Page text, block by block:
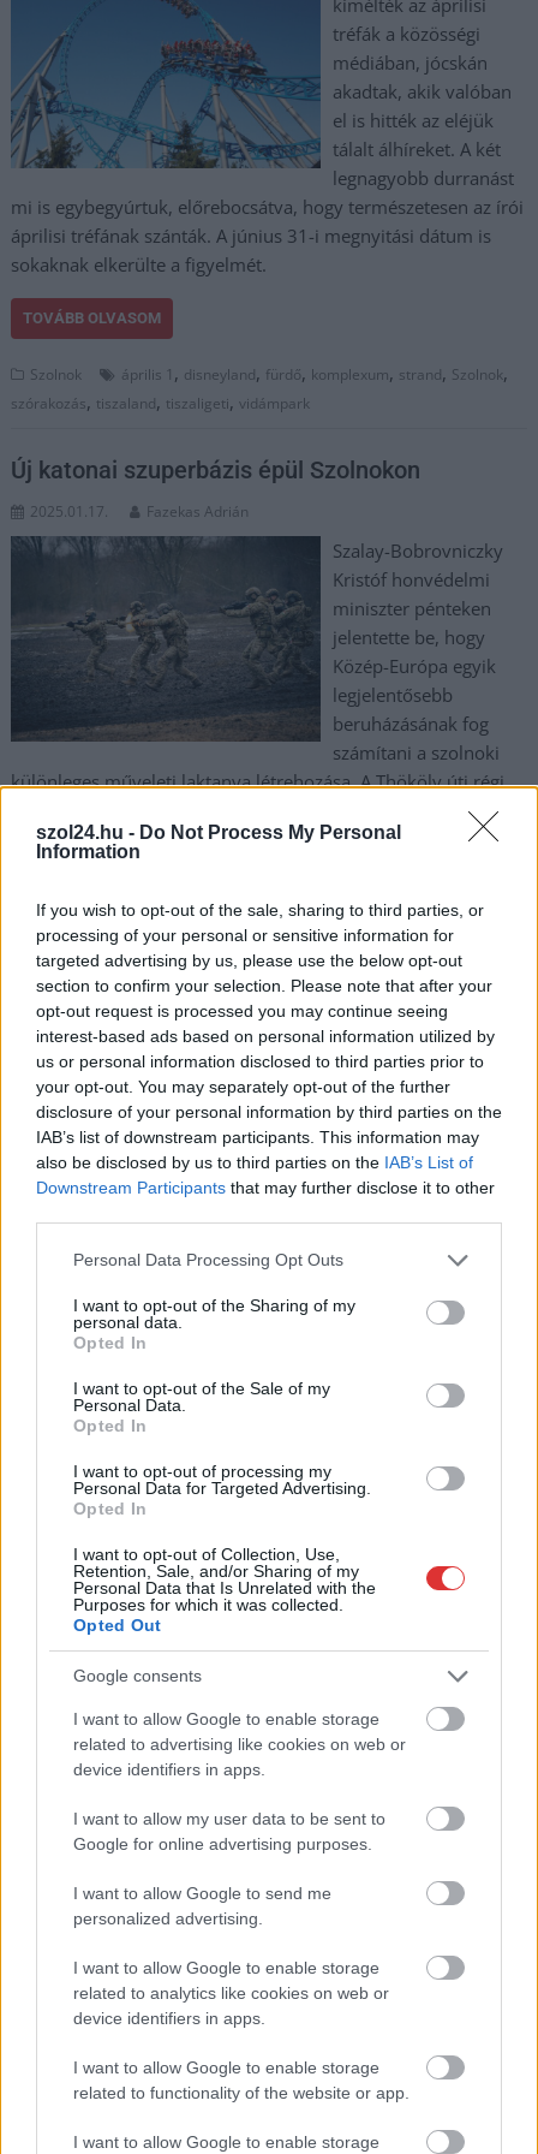
szol24.hu - Do Not Process My Personal
Information
If you wish to opt-out of the sale, sharing to third parties, or
processing of your personal or sensitive information for
targeted advertising by us, please use the below opt-out
section to confirm your selection. Please note that after your
opt-out request is processed you may continue seeing
interest-based ads based on personal information utilized by
us or personal information disclosed to third parties prior to
your opt-out. You may separately opt-out of the further
disclosure of your personal information by third parties on the
IAB’s list of downstream participants. This information may
also be disclosed by us to third parties on the IAB’s List of
Downstream Participants that may further disclose it to other
Please note that this website/app uses one or more Google
not limited to your visit or usage behaviour. You may click to
grant or deny consent to Google and its third-party tags to
use your data for below specified purposes in below Google
consent section.
Personal Data Processing Opt Outs
I want to opt-out of the Sharing of my
personal data.
Opted In
I want to opt-out of the Sale of my
Personal Data.
Opted In
I want to opt-out of processing my
Personal Data for Targeted Advertising.
Opted In
I want to opt-out of Collection, Use,
Retention, Sale, and/or Sharing of my
Personal Data that Is Unrelated with the
Purposes for which it was collected.
Opted Out
Google consents
I want to allow Google to enable storage
related to advertising like cookies on web or
device identifiers in apps.
I want to allow my user data to be sent to
Google for online advertising purposes.
I want to allow Google to send me
personalized advertising.
I want to allow Google to enable storage
related to analytics like cookies on web or
device identifiers in apps.
I want to allow Google to enable storage
related to functionality of the website or app.
I want to allow Google to enable storage
kímélték az áprilisi
tréfák a közösségi
médiában, jócskán
akadtak, akik valóban
el is hitték az eléjük
tálalt álhíreket. A két
legnagyobb durranást
mi is egybegyúrtuk, előrebocsátva, hogy természetesen az írói
áprilisi tréfának szánták. A június 31-i megnyitási dátum is
sokaknak elkerülte a figyelmét.
TOVÁBB OLVASOM
Szolnok április 1 , disneyland, fürdő, komplexum, strand, Szolnok,
szórakozás, tiszaland, tiszaligeti,vidámpark
Új katonai szuperbázis épül Szolnokon
2025.01.17. Fazekas Adrián
Szalay-Bobrovniczky
Kristóf honvédelmi
miniszter pénteken
jelentette be, hogy
Közép-Európa egyik
legjelentősebb
beruházásának fog
számítani a szolnoki
különleges műveleti laktanya létrehozása. A Thököly úti régi
alapkőletételén arról beszélt, a fejlesztés nemcsak
TOVÁBB OLVASOM
Szolnok honvédelem,komplexum,laktanya,projekt,szalay-
bobrovniczky kristóf ,Szolnok
Nem is tudta, hogy NER-es hotelekben költi a
pénzét? – Itt a Szolnok megyei lista
2024.08.15. Fazekas Adrián
lassan ott tartunk,
hogy az lesz a
meglepő, ha
kormánypárti kötődése
nincs egy hazai
szálláshelynek. A politika és az üzlet összefonódása persze
nem a Fidesszel kezdődött, de ennyi oligarcha, és vele együtt
ilyen sok éhes száj bizonyosan nem irányította még
gazdaságot. A K-Monitor néhány éve összeszedte az érintett
szállodákat, természetesen Jász-Nagykun-Szolnok megye sem
maradt ki a felsorolásból.
TOVÁBB OLVASOM